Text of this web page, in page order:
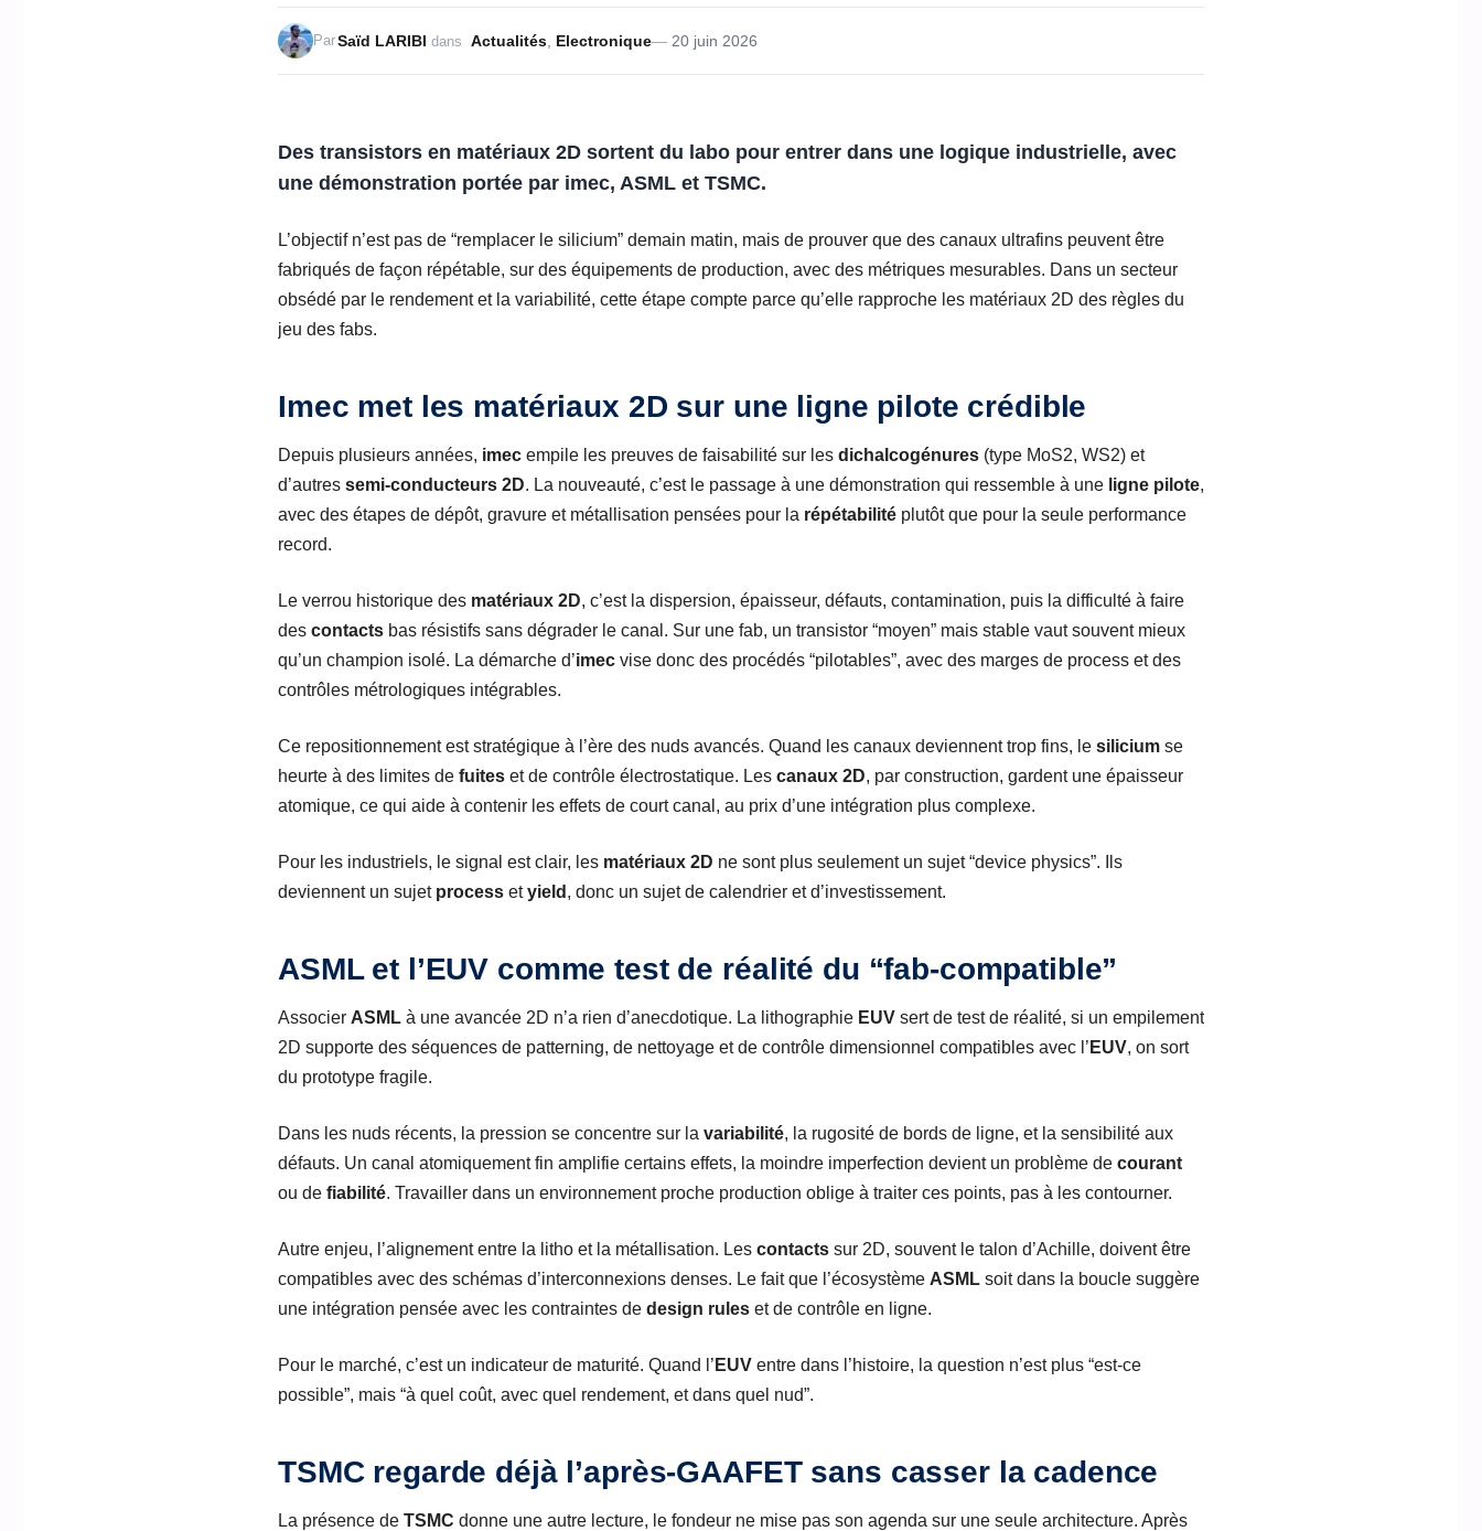
20 juin 2026
ParSaïd LARIBI dans Actualités Electronique
Des transistors en matériaux 2D sortent du labo pour entrer dans une logique industrielle, avec
une démonstration portée par imec, ASML et TSMC.
L’objectif n’est pas de “remplacer le silicium” demain matin, mais de prouver que des canaux ultrafins peuvent être
fabriqués de façon répétable, sur des équipements de production, avec des métriques mesurables. Dans un secteur
obsédé par le rendement et la variabilité, cette étape compte parce qu’elle rapproche les matériaux 2D des règles du
jeu des fabs.
Imec met les matériaux 2D sur une ligne pilote crédible
Depuis plusieurs années, imec empile les preuves de faisabilité sur les dichalcogénures (type MoS2, WS2) et
d’autres semi-conducteurs 2D. La nouveauté, c’est le passage à une démonstration qui ressemble à une ligne pilote,
avec des étapes de dépôt, gravure et métallisation pensées pour la répétabilité plutôt que pour la seule performance
record.
Le verrou historique des matériaux 2D, c’est la dispersion, épaisseur, défauts, contamination, puis la difficulté à faire
des contacts bas résistifs sans dégrader le canal. Sur une fab, un transistor “moyen” mais stable vaut souvent mieux
qu’un champion isolé. La démarche d’imec vise donc des procédés “pilotables”, avec des marges de process et des
contrôles métrologiques intégrables.
Ce repositionnement est stratégique à l’ère des nuds avancés. Quand les canaux deviennent trop fins, le silicium se
heurte à des limites de fuites et de contrôle électrostatique. Les canaux 2D, par construction, gardent une épaisseur
atomique, ce qui aide à contenir les effets de court canal, au prix d’une intégration plus complexe.
Pour les industriels, le signal est clair, les matériaux 2D ne sont plus seulement un sujet “device physics”. Ils
deviennent un sujet process etyield , donc un sujet de calendrier et d’investissement.
ASML et l’EUV comme test de réalité du “fab-compatible”
Associer ASML à une avancée 2D n’a rien d’anecdotique. La lithographie EUV sert de test de réalité, si un empilement
2D supporte des séquences de patterning, de nettoyage et de contrôle dimensionnel compatibles avec l’ EUV, on sort
du prototype fragile.
Dans les nuds récents, la pression se concentre sur la variabilité, la rugosité de bords de ligne, et la sensibilité aux
défauts. Un canal atomiquement fin amplifie certains effets, la moindre imperfection devient un problème de courant
ou de fiabilité. Travailler dans un environnement proche production oblige à traiter ces points, pas à les contourner.
Autre enjeu, l’alignement entre la litho et la métallisation. Les contacts sur 2D, souvent le talon d’Achille, doivent être
compatibles avec des schémas d’interconnexions denses. Le fait que l’écosystème ASML soit dans la boucle suggère
une intégration pensée avec les contraintes de design rules et de contrôle en ligne.
Pour le marché, c’est un indicateur de maturité. Quand l’ EUV entre dans l’histoire, la question n’est plus “est-ce
possible”, mais “à quel coût, avec quel rendement, et dans quel nud”.
TSMC regarde déjà l’après-GAAFET sans casser la cadence
La présence de TSMC donne une autre lecture, le fondeur ne mise pas son agenda sur une seule architecture. Après